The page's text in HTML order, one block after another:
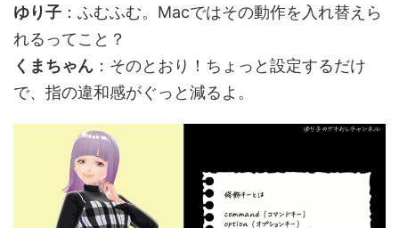
ゆり子 ：ふむふむ。Macではその動作を入れ替えら
れるってこと？
くまちゃん ：そのとおり！ちょっと設定するだけ
で、指の違和感がぐっと減るよ。